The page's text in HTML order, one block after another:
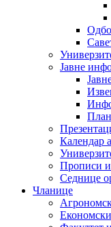
Јавне
План
Календар
Прописи
Седнице
Чланице